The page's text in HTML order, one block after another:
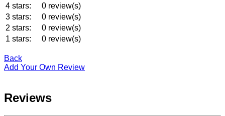
4 stars:
0 review(s)
3 stars:
0 review(s)
2 stars:
0 review(s)
1 stars:
0 review(s)
Back
Add Your Own Review
Reviews